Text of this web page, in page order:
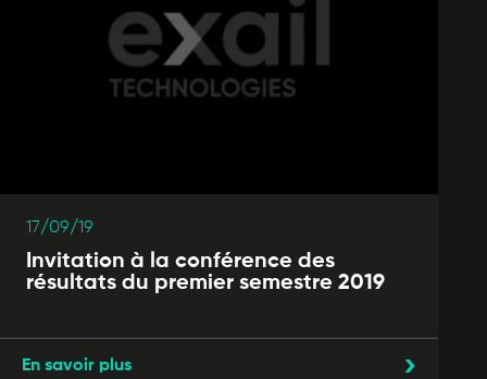
17/09/19
Invitation à la conférence des
résultats du premier semestre 2019
En savoir plus